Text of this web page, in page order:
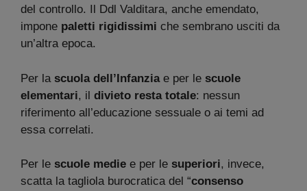
del controllo. Il Ddl Valditara, anche emendato,
impone paletti rigidissimi che sembrano usciti da
un’altra epoca.
Per la scuola dell’Infanziae per le scuole
elementari, il divieto resta totale: nessun
riferimento all’educazione sessuale o ai temi ad
essa correlati.
Per le scuole medie e per le superiori, invece,
scatta la tagliola burocratica del “consenso